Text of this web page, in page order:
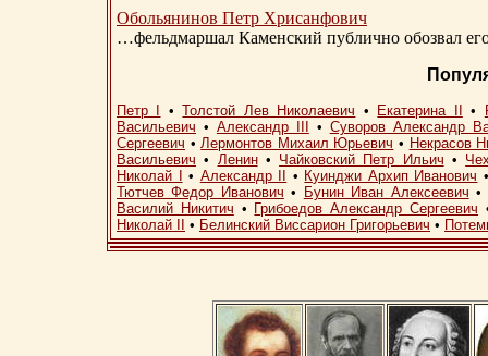
Обольянинов Петр Хрисанфович
…фельдмаршал Каменский публично обозвал
Петр I •Толстой Лев Николаевич • Екатерина II •
Васильевич • Александр III • Суворов Александр
Сергеевич •Лермонтов Михаил Юрьевич • Некрасов
Васильевич • Ленин• Чайковский Петр Ильич •
Николай I
• Александр II • Куинджи Архип Иванович
Тютчев Федор Иванович • Бунин Иван Алексеевич •
Василий Никитич • Грибоедов Александр Сергеевич
Николай II
• Белинский Виссарион Григорьевич •